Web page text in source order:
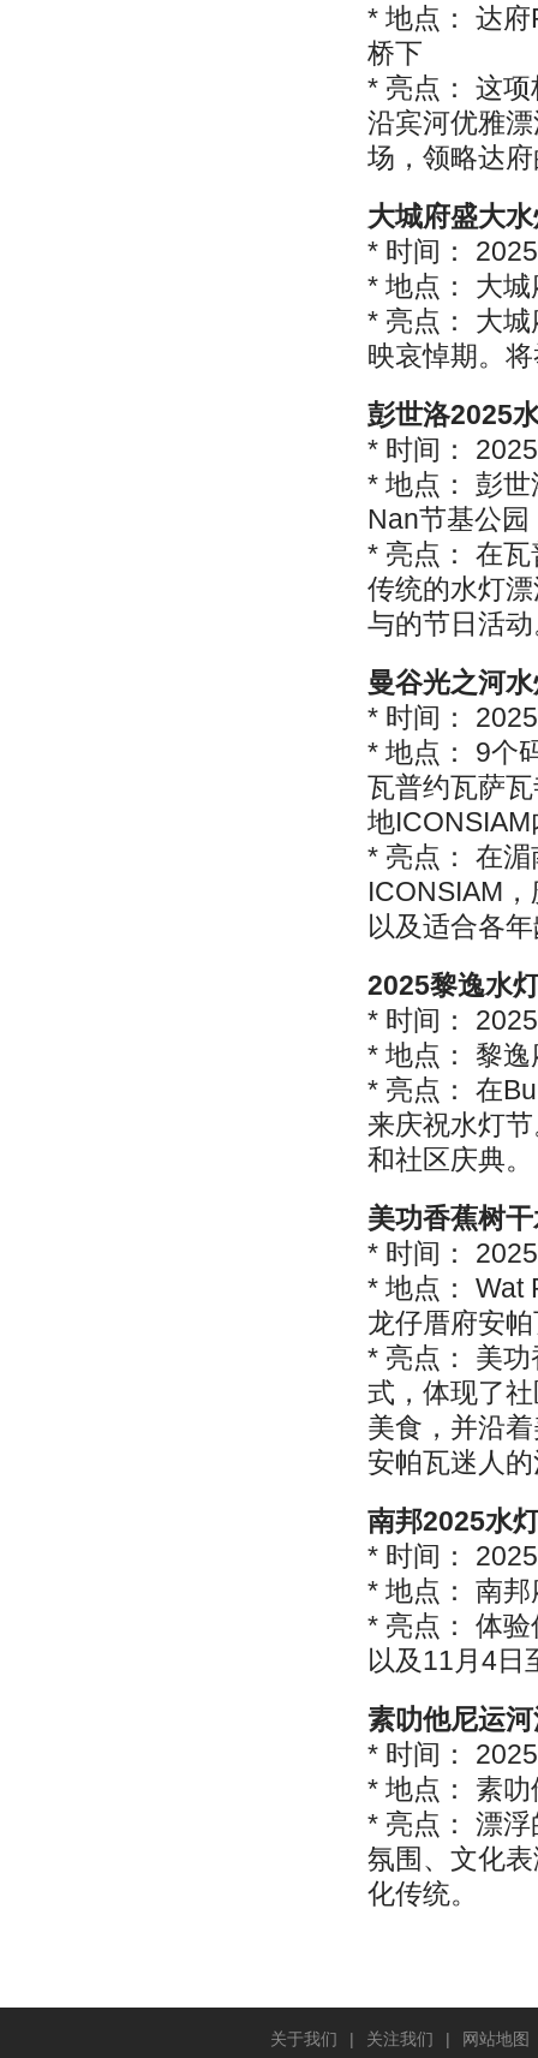
* 地点： 达
桥下
* 亮点： 这
沿宾河优雅
场，领略达
大城府盛大
* 时间：
* 地点： 大
* 亮点： 大
映哀悼期。
彭世洛2025
* 时间：
* 地点： 彭
Nan节基公园
* 亮点： 在
传统的水灯
与的节日活
曼谷光之河
* 时间：
* 地点： 9个
瓦普约瓦萨
地
* 亮点： 在
ICONSIAM
以及适合各
2025黎逸水
* 时间：
* 地点： 黎
* 亮点： 在
来庆祝水灯
和社区庆典。
美功香蕉树
* 时间：
* 地点： Wat
龙仔厝府安
* 亮点： 美
式，体现了
美食，并沿
安帕瓦迷人
南邦2025水
* 时间：
* 地点： 南
* 亮点： 体
以及11月4日
素叻他尼运
* 时间：
* 地点： 素
* 亮点： 漂
氛围、文化
化传统。
关于我们 | 关注我们 | 网站地图